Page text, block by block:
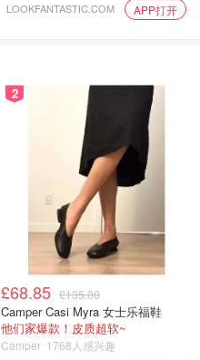
LOOKFANTASTIC.COM APP打开
2
£68.85 £135.00
Camper Casi Myra 女士乐福鞋
他们家爆款！皮质超软~
Camper 1768人感兴趣